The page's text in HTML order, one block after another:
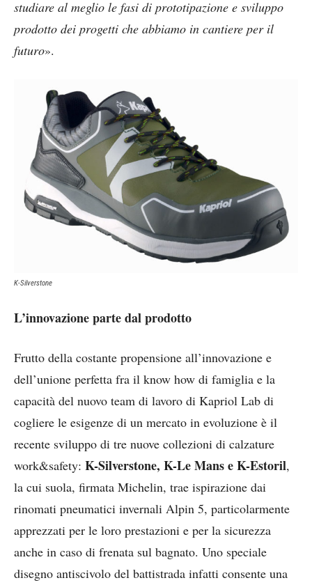
studiare al meglio le fasi di prototipazione e sviluppo
prodotto dei progetti che abbiamo in cantiere per il
futuro».
K-Silverstone
L’innovazione parte dal prodotto
Frutto della costante propensione all’innovazione e
dell’unione perfetta fra il know how di famiglia e la
capacità del nuovo team di lavoro di Kapriol Lab di
cogliere le esigenze di un mercato in evoluzione è il
recente sviluppo di tre nuove collezioni di calzature
work&safety: K-Silverstone, K-Le Mans e K-Estoril,
la cui suola, firmata Michelin, trae ispirazione dai
rinomati pneumatici invernali Alpin 5, particolarmente
apprezzati per le loro prestazioni e per la sicurezza
anche in caso di frenata sul bagnato. Uno speciale
disegno antiscivolo del battistrada infatti consente una